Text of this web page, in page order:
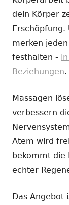
dein Körper
Erschöpfung.
merken
festhalten -
Beziehungen.
Massagen
verbessern
Atem wird
bekommt die
echter
Das Angebot